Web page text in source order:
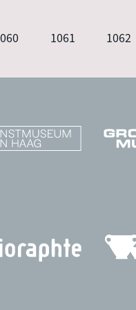
Pagina
1061 Pagina
1062